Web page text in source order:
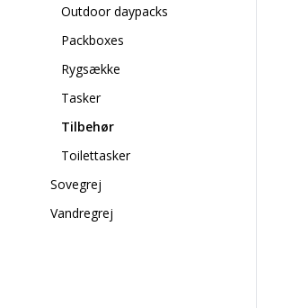
Outdoor daypacks
Packboxes
Rygsække
Tasker
Tilbehør
Toilettasker
Sovegrej
Vandregrej